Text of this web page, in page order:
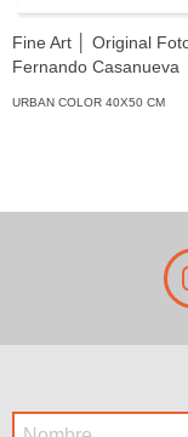
Fine Art │ Original
Fernando Casanueva
URBAN COLOR 40X50 CM